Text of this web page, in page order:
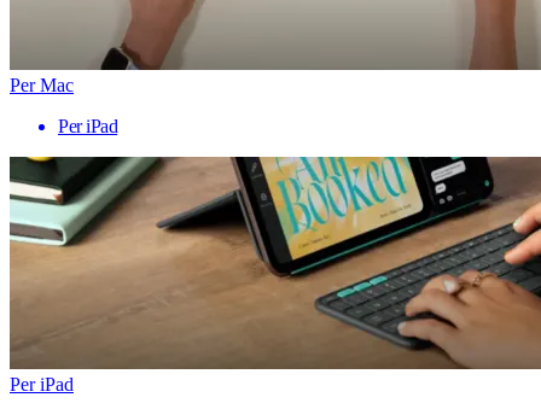
Per Mac
Per iPad
Per iPad